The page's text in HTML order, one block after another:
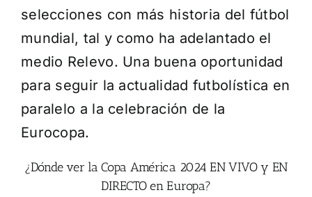
selecciones con más historia del fútbol
mundial, tal y como ha adelantado el
medio Relevo. Una buena oportunidad
para seguir la actualidad futbolística en
paralelo a la celebración de la
Eurocopa.
¿Dónde ver la Copa América 2024 EN VIVO y EN
DIRECTO en Europa?